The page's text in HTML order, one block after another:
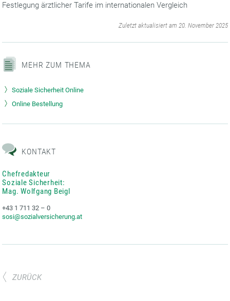
Festlegung ärztlicher Tarife im internationalen Vergleich
Zuletzt aktualisiert am 20. November 2025
MEHR ZUM THEMA
Soziale Sicherheit Online
Online Bestellung
KONTAKT
Chefredakteur
Soziale Sicherheit:
Mag. Wolfgang Beigl
+43 1 711 32 – 0
sosi@sozialversicherung.at
ZURÜCK